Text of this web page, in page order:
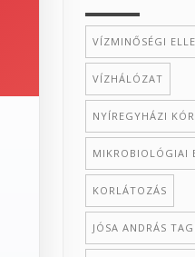
VÍZMINŐSÉGI
VÍZHÁLÓZAT
NYÍREGYHÁZI
MIKROBIOLÓGIAI
KORLÁTOZÁS
JÓSA ANDRÁS